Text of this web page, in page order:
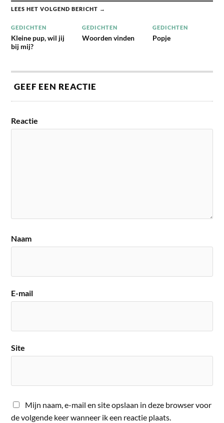
LEES HET VOLGEND BERICHT →
GEDICHTEN
Kleine pup, wil jij
bij mij?
GEDICHTEN
Woorden vinden
GEDICHTEN
Popje
GEEF EEN REACTIE
Reactie
Naam
E-mail
Site
Mijn naam, e-mail en site opslaan in deze browser voor
de volgende keer wanneer ik een reactie plaats.